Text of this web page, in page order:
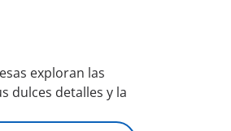
exploran las
dulces detalles y la